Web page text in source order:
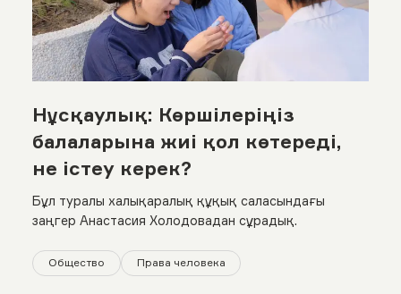
Нұсқаулық: Көршілеріңіз
балаларына жиі қол көтереді,
не істеу керек?
Бұл туралы халықаралық құқық саласындағы
заңгер Анастасия Холодовадан сұрадық.
Общество Права человека